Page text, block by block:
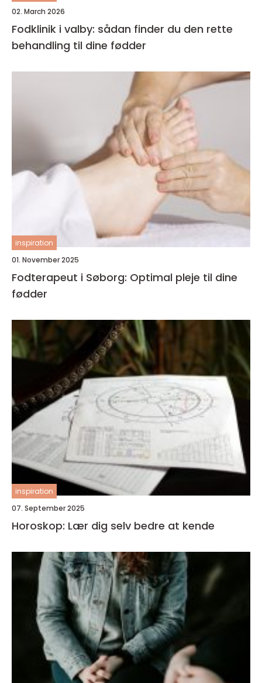
02. March 2026
Fodklinik i valby: sådan finder du den rette
behandling til dine fødder
inspiration
01. November 2025
Fodterapeut i Søborg: Optimal pleje til dine
fødder
inspiration
07. September 2025
Horoskop: Lær dig selv bedre at kende